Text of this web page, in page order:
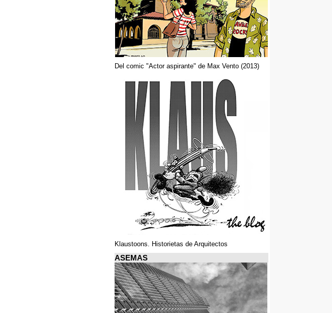
Del comic "Actor aspirante" de Max Vento (2013)
Klaustoons. Historietas de Arquitectos
ASEMAS